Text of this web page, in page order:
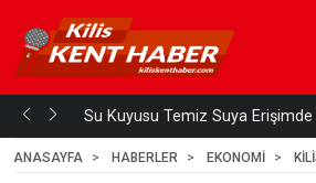
Su Kuyusu Temiz Suya Erişimde
ANASAYFA
HABERLER EKONOMİ